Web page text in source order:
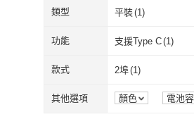
PROTON 普騰
類型 平裝(1)
平裝(1 )
功能 支援Type C(1)
支援Type C
款式 2埠(1)
2埠(
其他選項 顏色 電池